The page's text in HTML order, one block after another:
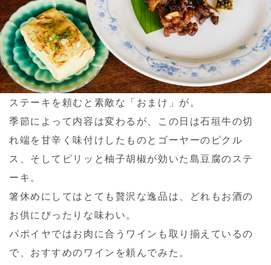
ステーキを頼むと素敵な「おまけ」が。
季節によって内容は変わるが、この日は石垣牛の切
れ端を甘辛く味付けしたものとゴーヤーのピクル
ス、そしてピリッと柚子胡椒が効いた島豆腐のステ
ーキ。
箸休めにしてはとても贅沢な逸品は、どれもお酒の
お供にぴったりな味わい。
パポイヤではお肉に合うワインも取り揃えているの
で、おすすめのワインを頼んでみた。